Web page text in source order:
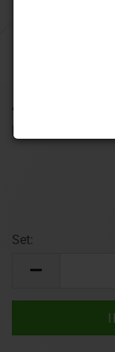
Art.Nr.:
Lieferzeit:
Set: